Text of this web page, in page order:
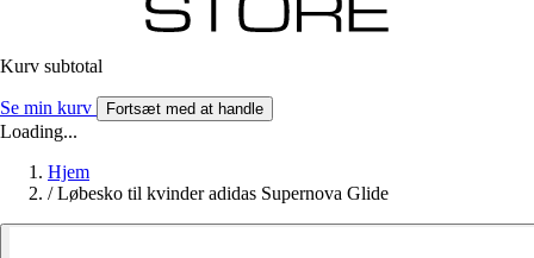
Kurv subtotal
Se min kurv Fortsæt med at handle
Loading...
Hjem
/ Løbesko til kvinder adidas Supernova Glide